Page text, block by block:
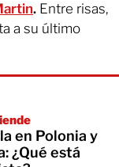
. Entre risas,
a su último
en Polonia y
¿Qué está